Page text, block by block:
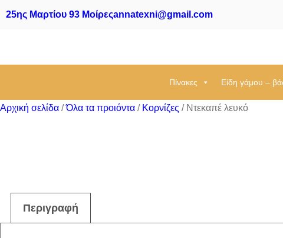
25ης Μαρτίου 93 Μοίρεςannatexni@gmail.com
Πίνακες Είδη γάμου –
Αρχική σελίδα /Όλα τα προιόντα / Κορνίζες / Ντεκαπέ λευκό
Περιγραφή